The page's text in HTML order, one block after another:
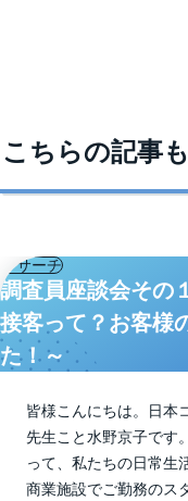
こちらの記事
リサーチ
調査員座談会そ
接客って？お客様
た！～
皆様こんにちは。日本
先生こと水野京子です
って、私たちの日常生
商業施設でご勤務のス